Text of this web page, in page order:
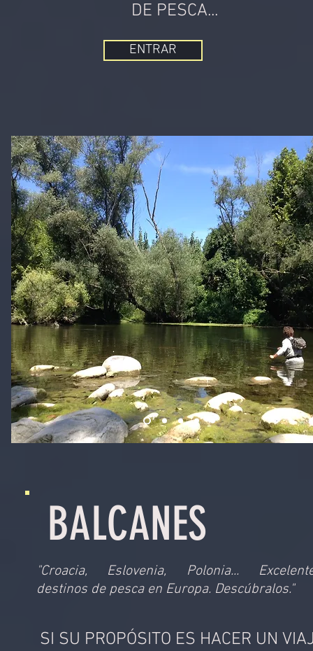
DE PESCA...
ENTRAR
BALCANES
"Croacia, Eslovenia, Polonia...
destinos de pesca en Europa. Descúbralos."
SI SU PROPÓSITO ES HACER UN